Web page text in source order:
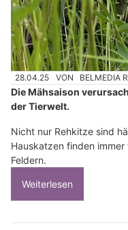
28.04.25 VON BELMEDIA
Die Mähsaison
der Tierwelt.
Nicht nur Rehkitze sind
Hauskatzen finden
Feldern.
Weiterlesen